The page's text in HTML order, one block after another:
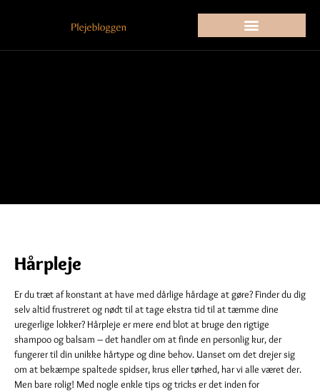
Hårpleje
Er du træt af konstant at have med dårlige hårdage at gøre? Finder du dig
selv altid frustreret og nødt til at tage ekstra tid til at tæmme dine
uregerlige lokker? Hårpleje er mere end blot at bruge den rigtige
shampoo og balsam – det handler om at finde en personlig kur, der
fungerer til din unikke hårtype og dine behov. Uanset om det drejer sig
om at bekæmpe spaltede spidser, krus eller tørhed, har vi alle været der.
Men bare rolig! Med nogle enkle tips og tricks er det inden for